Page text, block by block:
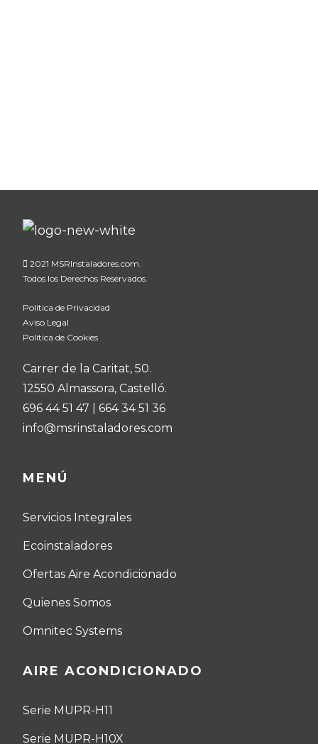
2021 MSRInstaladores.com.
Todos los Derechos Reservados.
Política de Privacidad
Aviso Legal
Política de Cookies
Carrer de la Caritat, 50.
12550 Almassora, Castelló.
696 44 51 47 |664 34 51 36
info@msrinstaladores.com
MENÚ
Servicios Integrales
Ecoinstaladores
Ofertas Aire Acondicionado
Quienes Somos
Omnitec Systems
AIRE ACONDICIONADO
Serie MUPR-H11
Serie MUPR-H10X